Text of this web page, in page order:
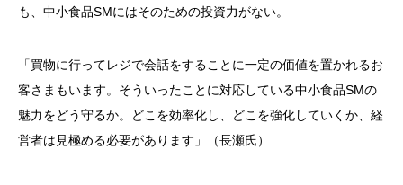
も、中小食品SMにはそのための投資力がない。
「買物に行ってレジで会話をすることに一定の価値を置かれるお
客さまもいます。そういったことに対応している中小食品SMの
魅力をどう守るか。どこを効率化し、どこを強化していくか、経
営者は見極める必要があります」（長瀬氏）